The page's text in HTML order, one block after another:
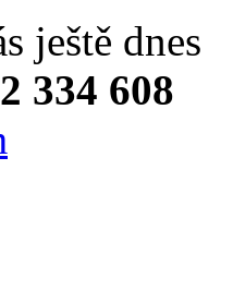
ještě dnes
334 608